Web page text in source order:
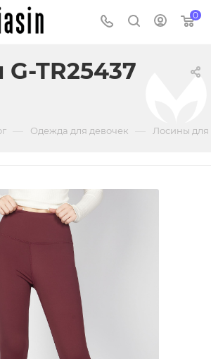
0
TR25437
Одежда для девочек Лосины для